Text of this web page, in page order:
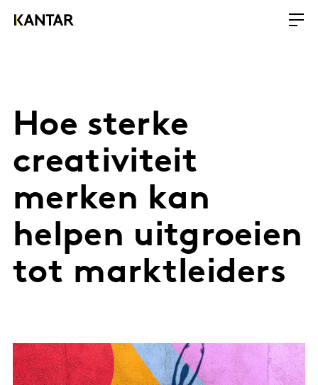
Hoe sterke
creativiteit
merken kan
helpen uitgroeien
tot marktleiders